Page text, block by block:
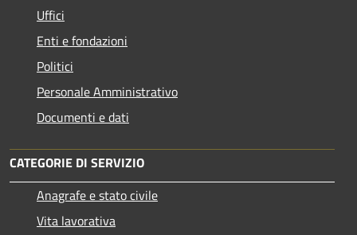
Uffici
Enti e fondazioni
Politici
Personale Amministrativo
Documenti e dati
CATEGORIE DI SERVIZIO
Anagrafe e stato civile
Vita lavorativa